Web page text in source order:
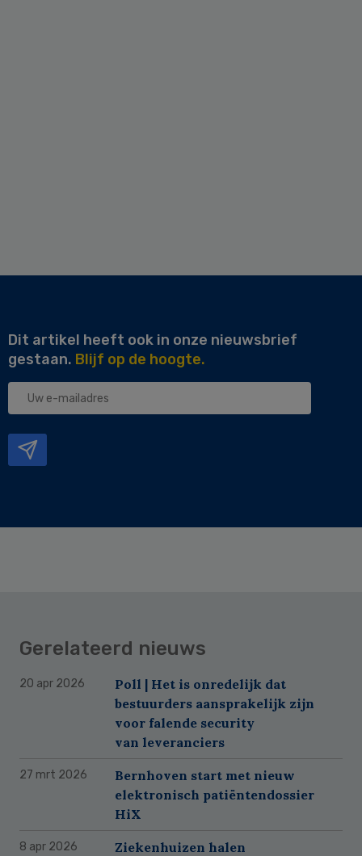
Dit artikel heeft ook in onze nieuwsbrief
gestaan. Blijf op de hoogte.
Uw
Gerelateerd nieuws
20 apr 2026
Poll | Het is onredelijk dat
bestuurders aansprakelijk zijn
voor falende security
van leveranciers
27 mrt 2026
Bernhoven start met nieuw
elektronisch patiëntendossier
HiX
8 apr 2026
Ziekenhuizen halen